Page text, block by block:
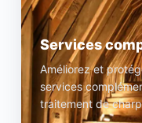
Services
Améliorez et
services
traitement de